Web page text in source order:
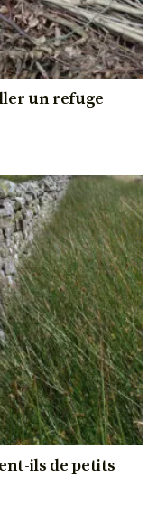
un refuge
ils de petits